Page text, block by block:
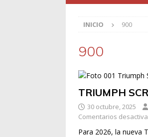
INICIO 900
900
TRIUMPH
30 octubre, 2025
Comentarios
Para 2026, la nueva